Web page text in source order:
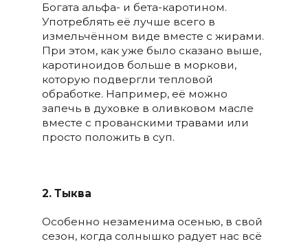
Богата альфа- и бета-каротином.
Употреблять её лучше всего в
измельчённом виде вместе с жирами.
При этом, как уже было сказано выше,
каротиноидов больше в моркови,
которую подвергли тепловой
обработке. Например, её можно
запечь в духовке в оливковом масле
вместе с прованскими травами или
просто положить в суп.
2. Тыква
Особенно незаменима осенью, в свой
сезон, когда солнышко радует нас всё